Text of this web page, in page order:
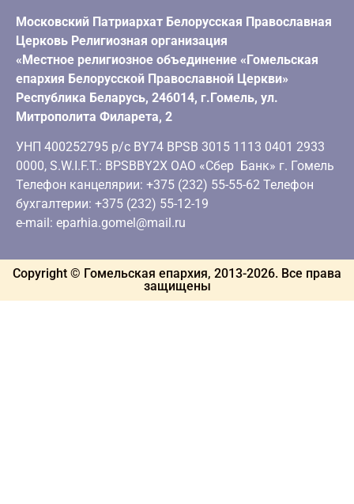
Московский Патриархат Белорусская Православная
Церковь Религиозная организация
«Местное религиозное объединение «Гомельская
епархия Белорусской Православной Церкви»
Республика Беларусь, 246014, г.Гомель, ул.
Митрополита Филарета, 2
УНП 400252795 р/с BY74 BPSB 3015 1113 0401 2933
0000, S.W.I.F.T.: BPSBBY2X ОАО «Сбер Банк» г. Гомель
Телефон канцелярии: +375 (232) 55-55-62 Телефон
бухгалтерии: +375 (232) 55-12-19
e-mail: eparhia.gomel@mail.ru
Copyright © Гомельская епархия, 2013-2026. Все права
защищены